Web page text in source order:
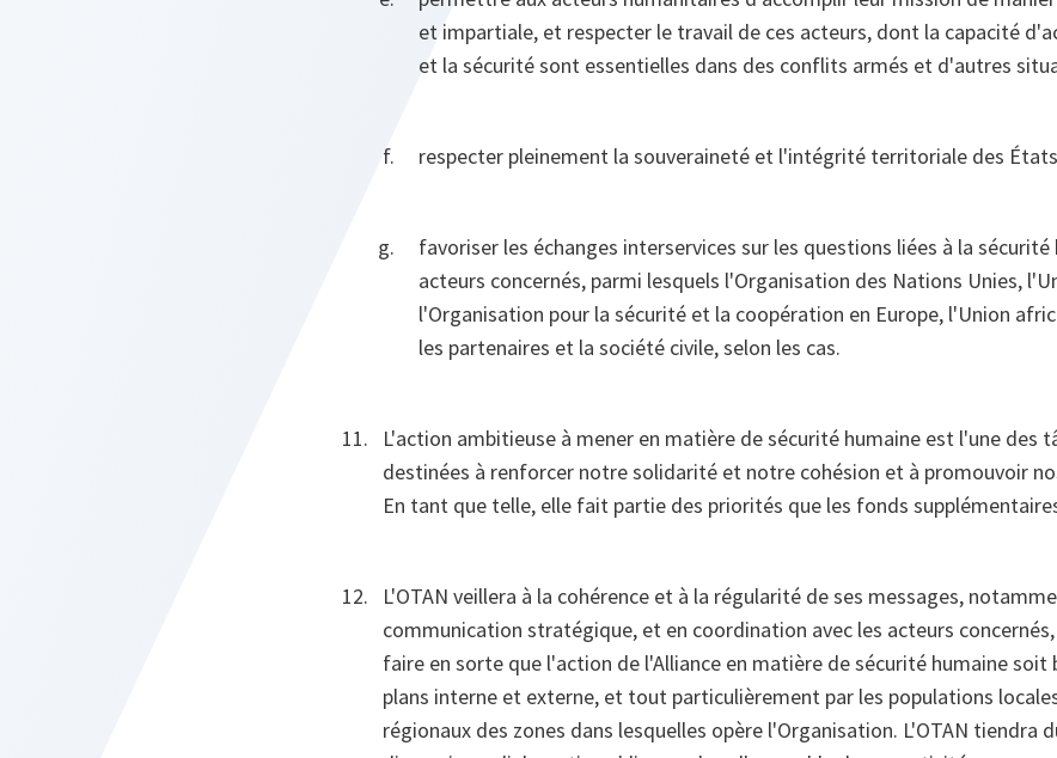
et impartiale, et respecter le travail de ces acteurs, dont la capacité
et la sécurité sont essentielles dans des conflits armés et d'autres
respecter pleinement la souveraineté et l'intégrité territoriale des
favoriser les échanges interservices sur les questions liées à la sécurité
acteurs concernés, parmi lesquels l'Organisation des Nations Unies,
l'Organisation pour la sécurité et la coopération en Europe, l'Union
les partenaires et la société civile, selon les cas.
L'action ambitieuse à mener en matière de sécurité humaine est l'une des
destinées à renforcer notre solidarité et notre cohésion et à promouvoir
En tant que telle, elle fait partie des priorités que les fonds
L'OTAN veillera à la cohérence et à la régularité de ses messages,
communication stratégique, et en coordination avec les acteurs
faire en sorte que l'action de l'Alliance en matière de sécurité humaine soit
plans interne et externe, et tout particulièrement par les populations
régionaux des zones dans lesquelles opère l'Organisation. L'OTAN tiendra